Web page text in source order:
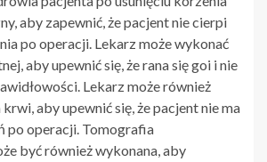
aby zapewnić, że pacjent nie cierpi
po operacji. Lekarz może wykonać
aby upewnić się, że rana się goi i nie
Lekarz może również
aby upewnić się, że pacjent nie ma
po operacji. Tomografia
być również wykonana, aby